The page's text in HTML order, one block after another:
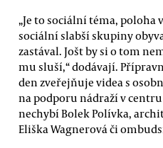
„Je to sociální téma, poloha
sociální slabší skupiny
zastával. Jošt by si o tom
mu sluší,“ dodávají.
den zveřejňuje videa s
na podporu nádraží v
nechybí Bolek Polívka,
Eliška Wagnerová či